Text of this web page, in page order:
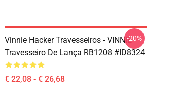
Vinnie Hacker Travesseiros - VINNIE
Travesseiro De Lança RB1208 #ID8324
€ 22,08 - € 26,68
-20%